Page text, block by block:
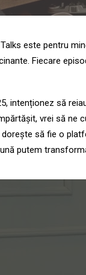
este pentru
Fiecare
intenționez să
vrei să ne
să fie o
putem